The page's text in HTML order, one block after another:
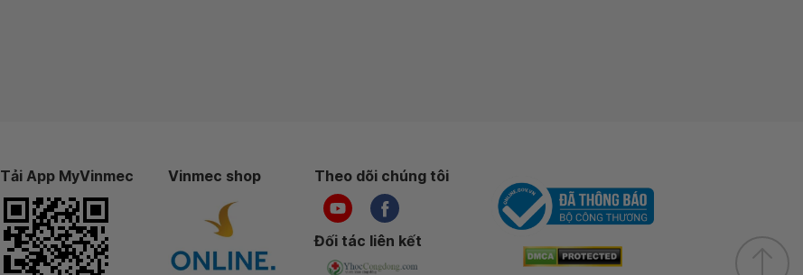
Tải App MyVinmec Vinmec shop Theo dõi chúng tôi
Đối tác liên kết